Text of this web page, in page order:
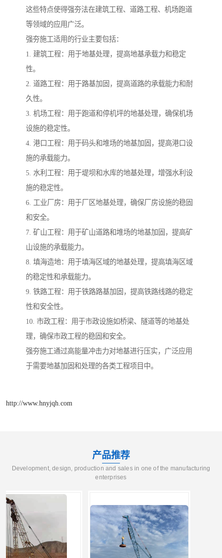
这些特点使得强夯法在建筑工程、道路工程、机场跑道
等领域的应用广泛。
强夯施工适用的行业主要包括：
1. 建筑工程：用于地基处理，提高地基承载力和稳定
性。
2. 道路工程：用于路基加固，提高道路的承载能力和耐
久性。
3. 机场工程：用于跑道和停机坪的地基处理，确保机场
设施的稳定性。
4. 港口工程：用于码头和堆场的地基加固，提高港口设
施的承载能力。
5. 水利工程：用于堤坝和水库的地基处理，增强水利设
施的稳定性。
6. 工业厂房：用于厂区地基处理，确保厂房设施的稳固
和安全。
7. 矿山工程：用于矿山道路和堆场的地基加固，提高矿
山设施的承载能力。
8. 填海造地：用于填海区域的地基处理，提高填海区域
的稳定性和承载能力。
9. 铁路工程：用于铁路路基加固，提高铁路线路的稳定
性和安全性。
10. 市政工程：用于市政设施如桥梁、隧道等的地基处
理，确保市政工程的稳固和安全。
强夯施工通过高能量冲击力对地基进行压实，广泛应用
于需要地基加固和处理的各类工程项目中。
http://www.hnyjqh.com
产品推荐
Development, design, production and sales in one of the manufacturing
enterprises